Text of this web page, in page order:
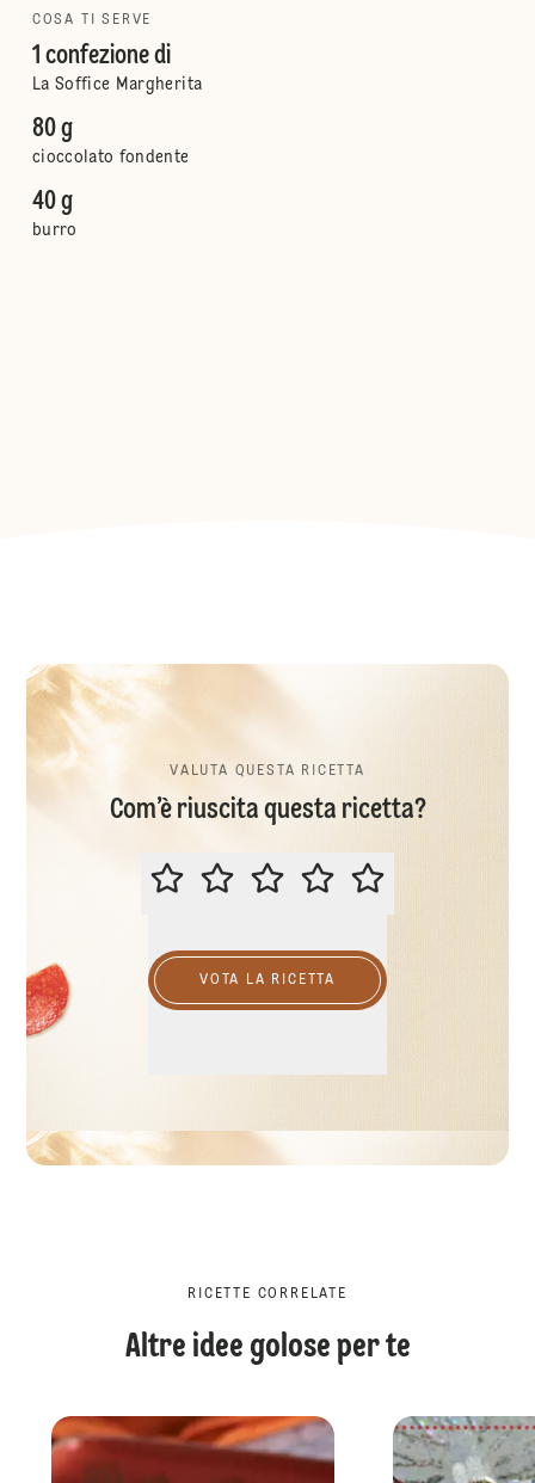
COSA TI SERVE
1 confezione di
La Soffice Margherita
80 g
cioccolato fondente
40 g
burro
VALUTA QUESTA RICETTA
Com’è riuscita questa ricetta?
VALUTA QUESTA RICETTA
VOTA LA RICETTA
RICETTE CORRELATE
Altre idee golose per te